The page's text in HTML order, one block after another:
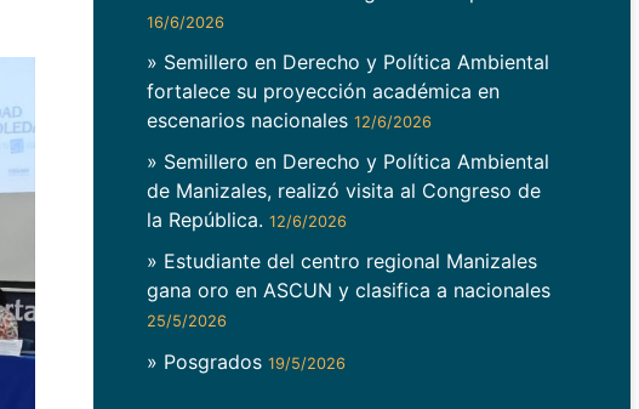
16/6/2026
» Semillero en Derecho y Política Ambiental
fortalece su proyección académica en
escenarios nacionales 12/6/2026
» Semillero en Derecho y Política Ambiental
de Manizales, realizó visita al Congreso de
la República. 12/6/2026
» Estudiante del centro regional Manizales
gana oro en ASCUN y clasifica a nacionales
25/5/2026
» Posgrados 19/5/2026